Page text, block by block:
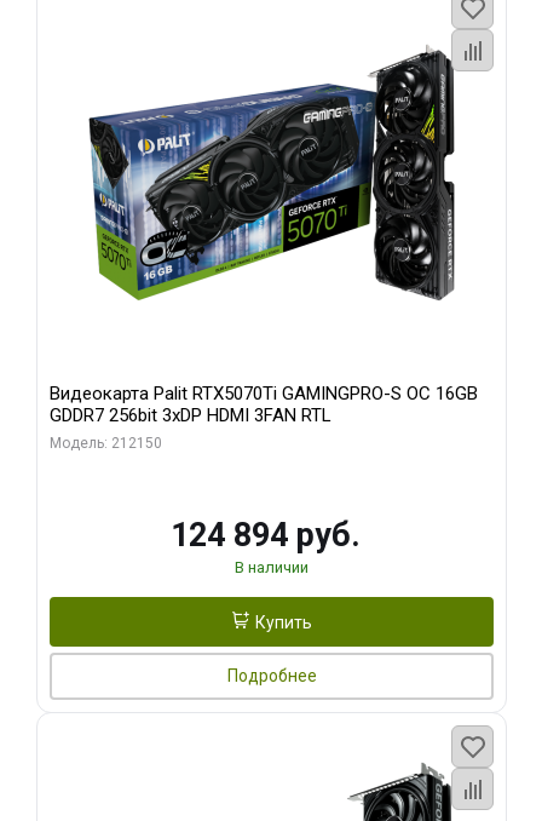
Видеокарта Palit RTX5070Ti GAMINGPRO-S OC 16GB
GDDR7 256bit 3xDP HDMI 3FAN RTL
Модель: 212150
124 894 руб.
В наличии
Купить
Подробнее